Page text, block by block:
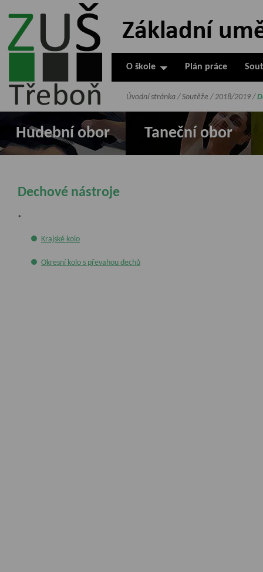
ZUŠ Třeboň -
Základní
umělecká škola
O škole Plán práce
Hudební obor Taneční obor
Úvodní stránka / Soutěže / 2018/2019 /
Dechové nástroje
*
Krajské kolo
Okresní kolo s převahou dechů